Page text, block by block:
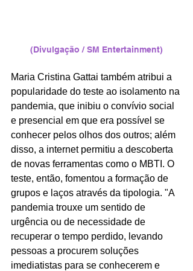
(Divulgação / SM Entertainment)
Maria Cristina Gattai também atribui a
popularidade do teste ao isolamento na
pandemia, que inibiu o convívio social
e presencial em que era possível se
conhecer pelos olhos dos outros; além
disso, a internet permitiu a descoberta
de novas ferramentas como o MBTI. O
teste, então, fomentou a formação de
grupos e laços através da tipologia. "A
pandemia trouxe um sentido de
urgência ou de necessidade de
recuperar o tempo perdido, levando
pessoas a procurem soluções
imediatistas para se conhecerem e